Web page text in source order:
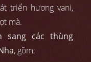
triển hương vani,
mà.
sang các thùng
, gồm: